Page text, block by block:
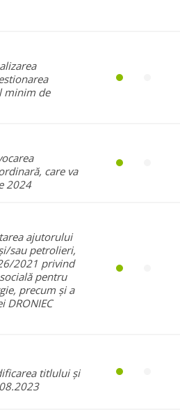
minim de
care va
2024
ajutorului
sau petrolieri,
2021 privind
pentru
precum și a
titlului și